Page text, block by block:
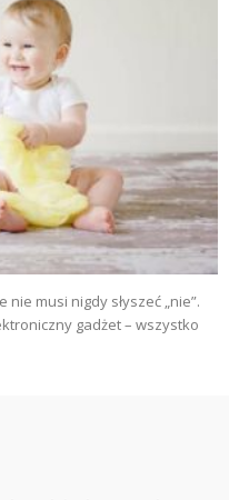
musi nigdy słyszeć „nie”.
gadżet – wszystko